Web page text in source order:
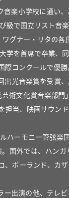
楽小学校に通い
級で国立リスト音
グナー・リタの各
を首席で卒業、同
コンクールで優勝
光音楽賞を受賞
術文化賞音楽部
担当、映画サウン
ハーモニー管弦楽
国外では、ハン
ポーランド、カ
出演の他、テレ